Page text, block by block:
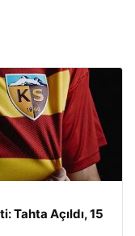
Tahta Açıldı, 15